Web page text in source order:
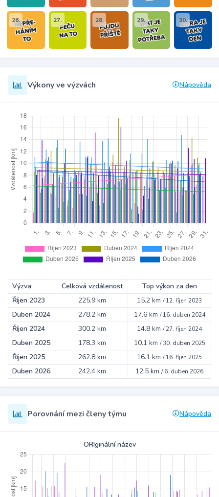
26. 27. 28. 29. 30.
Výkony ve výzvách Nápověda
Výzva Celková vzdálenost
Top výkon za den
Říjen 2023
225.9 km 15.2 km /12. říjen 2023
Duben 2024 278.2 km 17.6 km /16. duben 2024
Říjen 2024 300.2 km 14.8 km /27. říjen 2024
Duben 2025 178.3 km 10.1 km /30. duben 2025
Říjen 2025 262.8 km 16.1 km /16. říjen 2025
Duben 2026 242.4 km 12.5 km /6. duben 2026
Porovnání mezi členy týmu Nápověda
ORIginální název